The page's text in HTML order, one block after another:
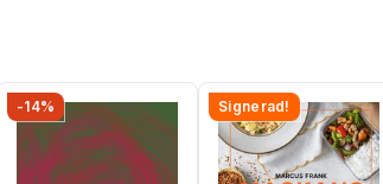
-14% Signerad!